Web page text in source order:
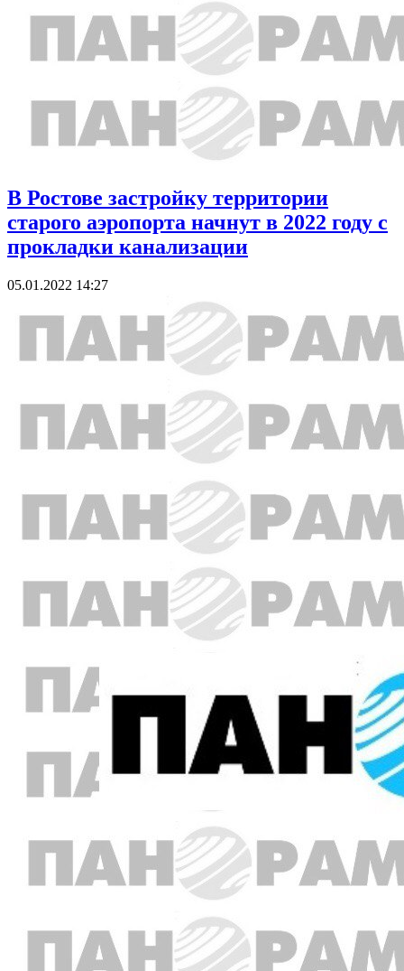
В Ростове застройку территории
старого аэропорта начнут в 2022 году с
прокладки канализации
05.01.2022 14:27